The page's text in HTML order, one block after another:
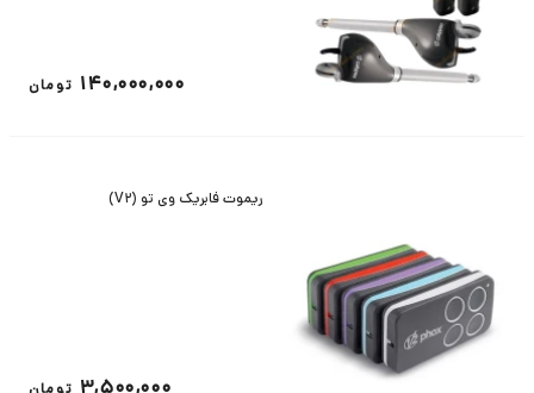
140,000,000 تومان
ریموت فابریک وی تو (V2)
3,500,000 تومان